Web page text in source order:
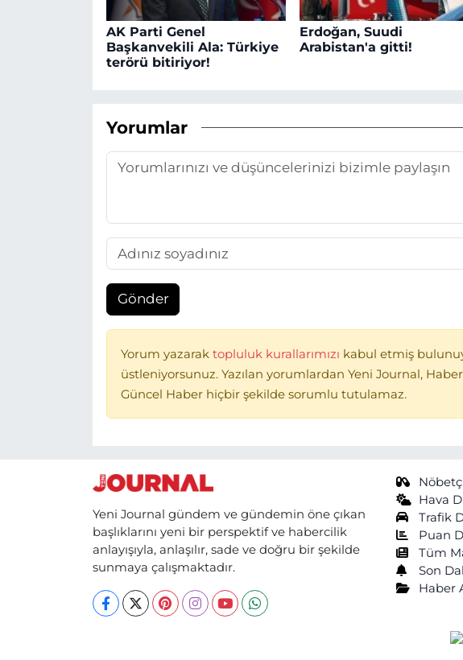
AK Parti Genel
Başkanvekili Ala: Türkiye
terörü bitiriyor!
Erdoğan, Suudi
Arabistan'a gitti!
Yorumlar
Gönder
Yorum yazarak topluluk kurallarımızı kabul etmiş
üstleniyorsunuz. Yazılan yorumlardan Yeni Journal,
Güncel Haber hiçbir şekilde sorumlu tutulamaz.
Yeni Journal gündem ve gündemin öne çıkan
başlıklarını yeni bir perspektif ve habercilik
anlayışıyla, anlaşılır, sade ve doğru bir şekilde
sunmaya çalışmaktadır.
Hava
Trafik
Puan
Tüm
Son
Haber